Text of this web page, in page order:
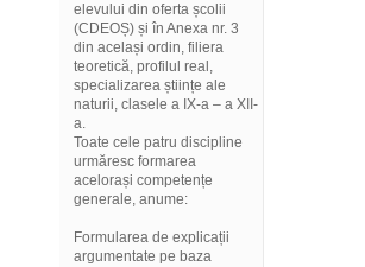
elevului din oferta școlii
(CDEOȘ) și în Anexa nr. 3
din același ordin, filiera
teoretică, profilul real,
specializarea științe ale
naturii, clasele a IX-a – a XII-
a.
Toate cele patru discipline
urmăresc formarea
acelorași competențe
generale, anume:
Formularea de explicații
argumentate pe baza